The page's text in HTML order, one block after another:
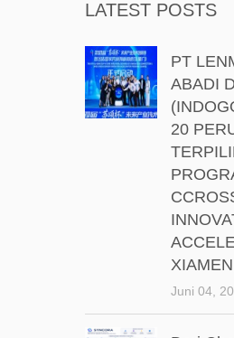
LATEST POSTS
PT
ABADI
20
Juni 04,